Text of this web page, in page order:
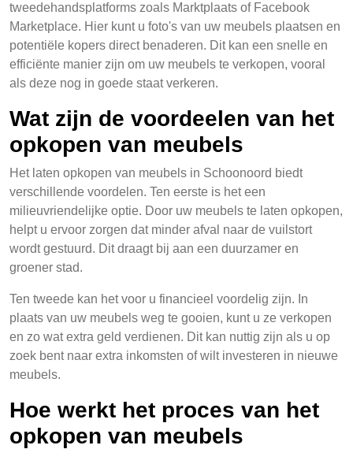
tweedehandsplatforms zoals Marktplaats of Facebook
Marketplace. Hier kunt u foto's van uw meubels plaatsen en
potentiële kopers direct benaderen. Dit kan een snelle en
efficiënte manier zijn om uw meubels te verkopen, vooral
als deze nog in goede staat verkeren.
Wat zijn de voordeelen van het
opkopen van meubels
Het laten opkopen van meubels in Schoonoord biedt
verschillende voordelen. Ten eerste is het een
milieuvriendelijke optie. Door uw meubels te laten opkopen,
helpt u ervoor zorgen dat minder afval naar de vuilstort
wordt gestuurd. Dit draagt bij aan een duurzamer en
groener stad.
Ten tweede kan het voor u financieel voordelig zijn. In
plaats van uw meubels weg te gooien, kunt u ze verkopen
en zo wat extra geld verdienen. Dit kan nuttig zijn als u op
zoek bent naar extra inkomsten of wilt investeren in nieuwe
meubels.
Hoe werkt het proces van het
opkopen van meubels